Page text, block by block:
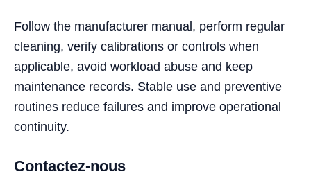
Follow the manufacturer manual, perform regular
cleaning, verify calibrations or controls when
applicable, avoid workload abuse and keep
maintenance records. Stable use and preventive
routines reduce failures and improve operational
continuity.
Contactez-nous